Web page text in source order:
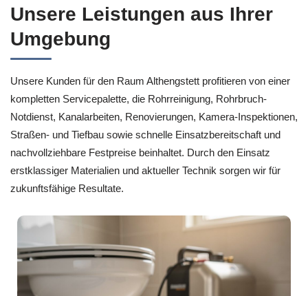
Unsere Leistungen aus Ihrer
Umgebung
Unsere Kunden für den Raum Althengstett profitieren von einer
kompletten Servicepalette, die Rohrreinigung, Rohrbruch-
Notdienst, Kanalarbeiten, Renovierungen, Kamera-Inspektionen,
Straßen- und Tiefbau sowie schnelle Einsatzbereitschaft und
nachvollziehbare Festpreise beinhaltet. Durch den Einsatz
erstklassiger Materialien und aktueller Technik sorgen wir für
zukunftsfähige Resultate.